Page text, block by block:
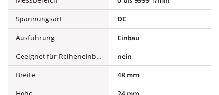
Spannungsart
DC
Ausführung
Einbau
Geeignet für Reiheneinbau
nein
Breite
48 mm